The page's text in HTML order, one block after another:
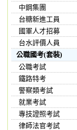
中鋼集團
台糖新進工員
國軍人才招募
台水評價人員
公職國考(套裝)
公職考試
鐵路特考
警察類考試
就業考試
專技證照考試
律師法官考試